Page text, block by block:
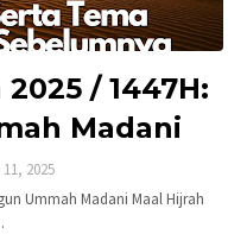
/ 1447H:
Madani
2025
Ummah Madani Maal Hijrah